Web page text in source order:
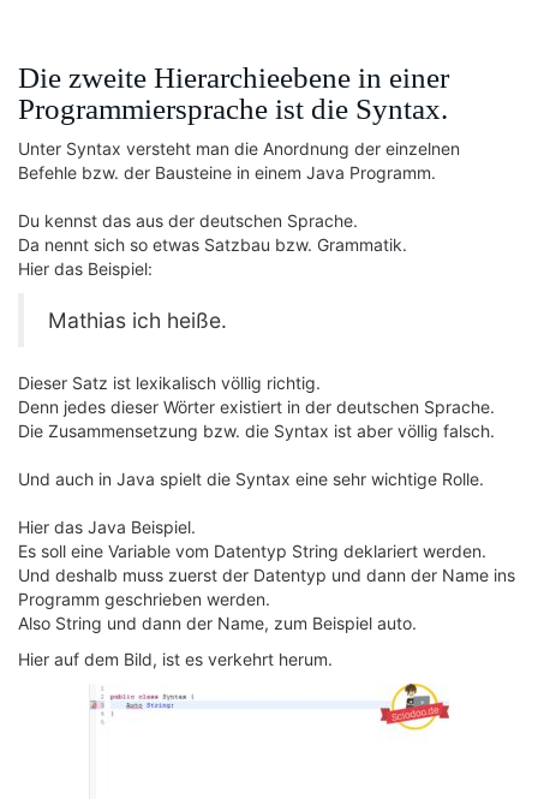
Die zweite Hierarchieebene in einer
Programmiersprache ist die Syntax.
Unter Syntax versteht man die Anordnung der einzelnen
Befehle bzw. der Bausteine in einem Java Programm.
Du kennst das aus der deutschen Sprache.
Da nennt sich so etwas Satzbau bzw. Grammatik.
Hier das Beispiel:
Mathias ich heiße.
Dieser Satz ist lexikalisch völlig richtig.
Denn jedes dieser Wörter existiert in der deutschen Sprache.
Die Zusammensetzung bzw. die Syntax ist aber völlig falsch.
Und auch in Java spielt die Syntax eine sehr wichtige Rolle.
Hier das Java Beispiel.
Es soll eine Variable vom Datentyp String deklariert werden.
Und deshalb muss zuerst der Datentyp und dann der Name ins
Programm geschrieben werden.
Also String und dann der Name, zum Beispiel auto.
Hier auf dem Bild, ist es verkehrt herum.